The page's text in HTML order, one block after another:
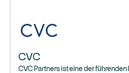
CVC
CVC Partners ist eine der führenden